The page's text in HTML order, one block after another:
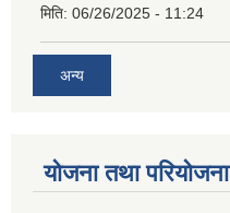
मिति: 06/26/2025 - 11:24
अन्य
योजना तथा परियोजना